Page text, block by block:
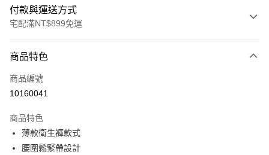
付款與運送方式
宅配滿NT$899免運
信用卡一次付款
LINE Pay
悠遊付
Google Pay
商品特色
商品編號
10160041
商品特色
薄款衛生褲款式
腰圍鬆緊帶設計